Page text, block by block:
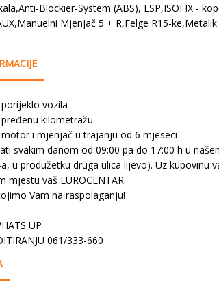
Blockier-System (ABS), ESP,ISOFIX -
Mjenjač 5 + R,Felge R15-
vozila
kilometražu
i mjenjač u trajanju od 6 mjeseci
svakim danom od 09:00 pa do 17:00 h u
u produžetku druga ulica lijevo). Uz
mjestu vaš EUROCENTAR.
Vam na raspolaganju!
UP
061/333-660